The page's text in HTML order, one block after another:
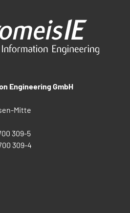
Engineering GmbH
Mitte
309-5
309-4